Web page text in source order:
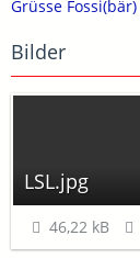
Grüsse Fossi(bär)
Bilder
LSL.jpg
46,22 kB